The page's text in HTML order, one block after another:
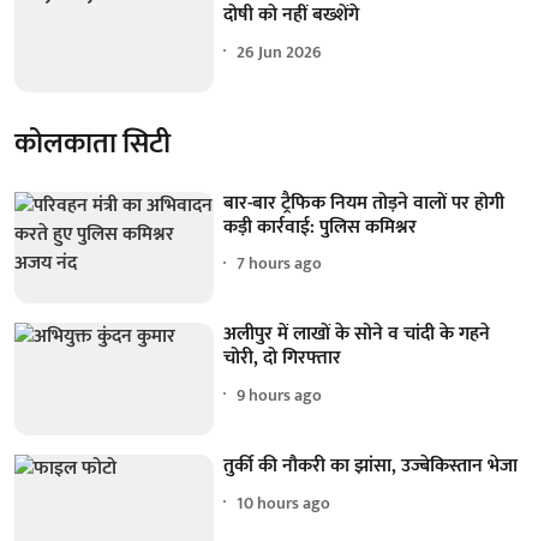
दोषी को नहीं बख्शेंगे
26 Jun 2026
कोलकाता सिटी
बार-बार ट्रैफिक नियम तोड़ने वालों पर होगी
कड़ी कार्रवाई: पुलिस कमिश्नर
7 hours ago
अलीपुर में लाखों के सोने व चांदी के गहने
चोरी, दो गिरफ्तार
9 hours ago
तुर्की की नौकरी का झांसा, उज्बेकिस्तान भेजा
10 hours ago